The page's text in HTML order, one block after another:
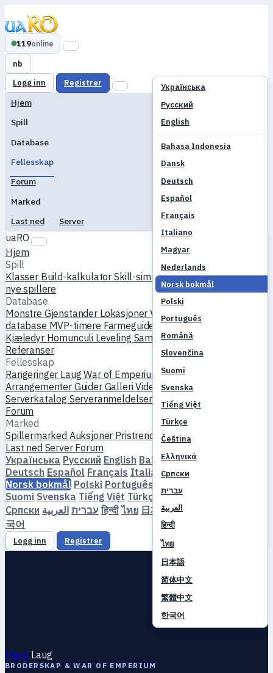
119online
nb
Українська
Русский
English
Bahasa Indonesia
Dansk
Deutsch
Español
Français
Italiano
Magyar
Nederlands
Norsk bokmål
Polski
Português
Română
Slovenčina
Suomi
Svenska
Tiếng Việt
Türkçe
Čeština
Ελληνικά
Српски
עברית
العربية
हिन्दी
ไทย
日本語
简体中文
繁體中文
한국어
Logg inn Registrer
Hjem
Spill
Database
Fellesskap
Forum
Marked
Last ned
Server
uaRO
Hjem
Spill
Klasser Build-kalkulatorSkill-simulatorOppdragStart for
nye spillere
Database
Monstre Gjenstander LokasjonerVerdenskart
database MVP-timere Farmeguide
Crafting og smiing
Kjæledyr Homunculi Leveling SammenlignMekanikk
Referanser
Fellesskap
Rangeringer LaugWar of EmperiumSpillerprofiler
Arrangementer Guider GalleriVideoBlogger
Serverkatalog Serveranmeldelser
Partnere
Forum
Marked
Spillermarked Auksjoner PristrenderØkonomi
Last ned Server Forum
Українська Русский English Bahasa Indonesia
Deutsch Español Français Italiano Magyar
Norsk bokmål Polski Português
Suomi Svenska Tiếng Việt Türkçe Čeština
Српски
עברית العربية हिन्दी ไทย 日本語 简体中文
국어
Logg inn Registrer
Hjem Laug
BRODERSKAP & WAR OF EMPERIUM